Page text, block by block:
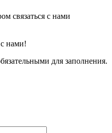
связаться с нами
нами!
для заполнения.